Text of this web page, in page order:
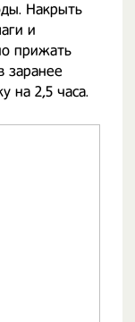
Накрыть
и
прижать
заранее
на 2,5 часа.